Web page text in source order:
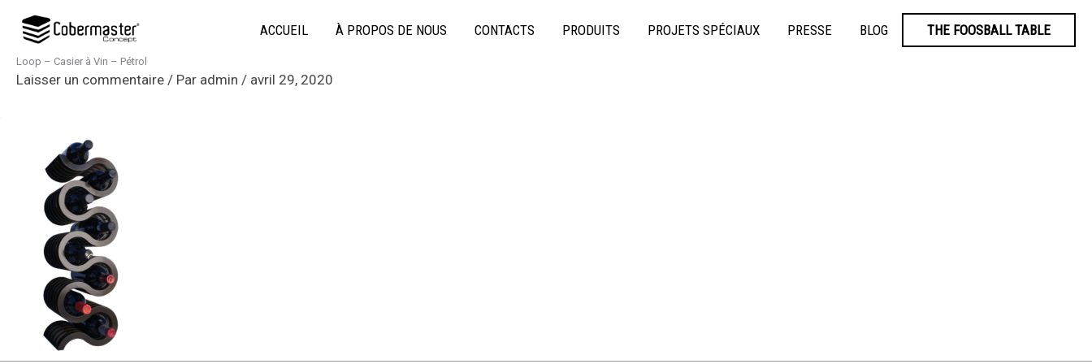
contenu
ACCUEIL À PROPOS DE NOUS CONTACTS PRODUITS PROJETS SPÉCIAUX PRESSE BLOG THE FOOSBALL TABLE
Loop – Casier à Vin – Pétrol
Laisser un commentaire / Par admin / avril 29, 2020